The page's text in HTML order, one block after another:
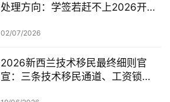
处理方向：学签若赶不上2026开
02/07/2026
2026新西兰技术移民最终细则官
宣：三条技术移民通道、工资锁